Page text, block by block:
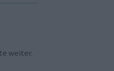
weiter.